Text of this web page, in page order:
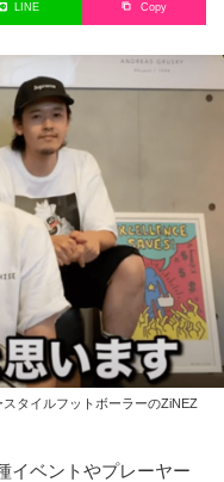
LINE Copy
タイルフットボーラーのZiNEZ
イベントやプレーヤー